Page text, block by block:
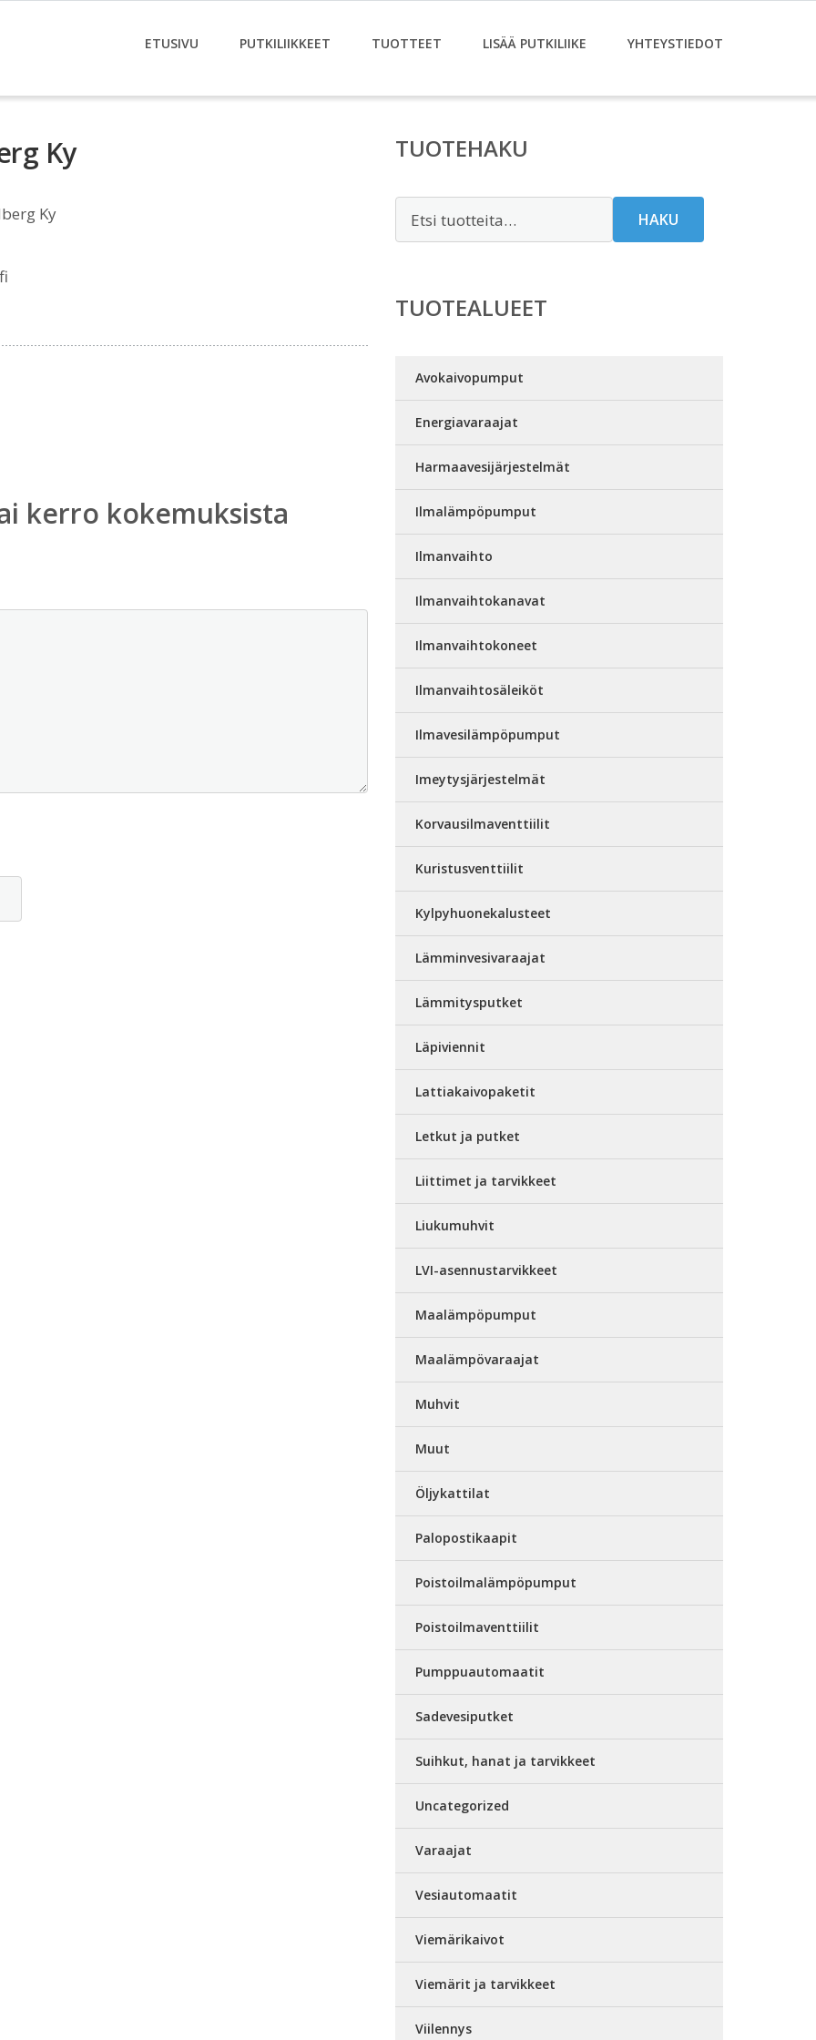
ETUSIVU PUTKILIIKKEET TUOTTEET LISÄÄ PUTKILIIKE YHTEYSTIEDOT
Ky
Ky
kerro kokemuksista
TUOTEHAKU
HAKU
TUOTEALUEET
Avokaivopumput
Energiavaraajat
Harmaavesijärjestelmät
Ilmalämpöpumput
Ilmanvaihto
Ilmanvaihtokanavat
Ilmanvaihtokoneet
Ilmanvaihtosäleiköt
Ilmavesilämpöpumput
Imeytysjärjestelmät
Korvausilmaventtiilit
Kuristusventtiilit
Kylpyhuonekalusteet
Lämminvesivaraajat
Lämmitysputket
Läpiviennit
Lattiakaivopaketit
Letkut ja putket
Liittimet ja tarvikkeet
Liukumuhvit
LVI-asennustarvikkeet
Maalämpöpumput
Maalämpövaraajat
Muhvit
Muut
Öljykattilat
Palopostikaapit
Poistoilmalämpöpumput
Poistoilmaventtiilit
Pumppuautomaatit
Sadevesiputket
Suihkut, hanat ja tarvikkeet
Uncategorized
Varaajat
Vesiautomaatit
Viemärikaivot
Viemärit ja tarvikkeet
Viilennys